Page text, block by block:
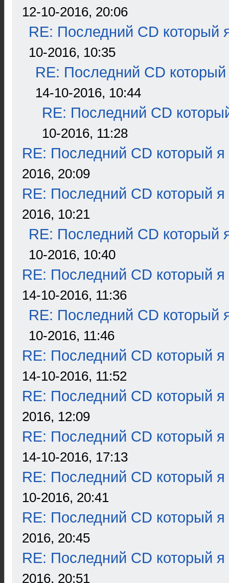
12-10-2016, 20:06
RE: Последний CD который
10-2016, 10:35
RE: Последний CD который
14-10-2016, 10:44
RE: Последний CD
10-2016, 11:28
RE: Последний CD который я
2016, 20:09
RE: Последний CD который я
2016, 10:21
RE: Последний CD который
10-2016, 10:40
RE: Последний CD который я
14-10-2016, 11:36
RE: Последний CD который
10-2016, 11:46
RE: Последний CD который я
14-10-2016, 11:52
RE: Последний CD который я
2016, 12:09
RE: Последний CD который я
14-10-2016, 17:13
RE: Последний CD который я
10-2016, 20:41
RE: Последний CD который я
2016, 20:45
RE: Последний CD который я
2016, 20:51